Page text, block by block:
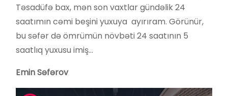
Təsadüfə bax, mən son vaxtlar gündəlik 24
saatımın cəmi beşini yuxuya ayırıram. Görünür,
bu səfər də ömrümün növbəti 24 saatının 5
saatlıq yuxusu imiş…
Emin Səfərov